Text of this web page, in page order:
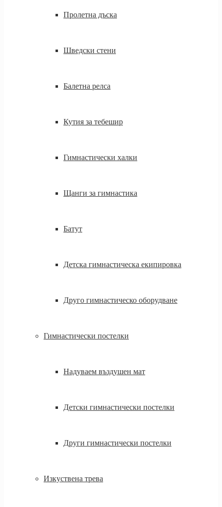
Пролетна дъска
Шведски стени
Балетна релса
Кутия за тебешир
Гимнастически халки
Щанги за гимнастика
Батут
Детска гимнастическа екипировка
Друго гимнастическо оборудване
Гимнастически постелки
Надуваем въздушен мат
Детски гимнастически постелки
Други гимнастически постелки
Изкуствена трева